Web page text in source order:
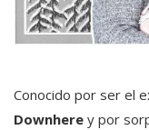
Conocido por ser el
Downhere y por